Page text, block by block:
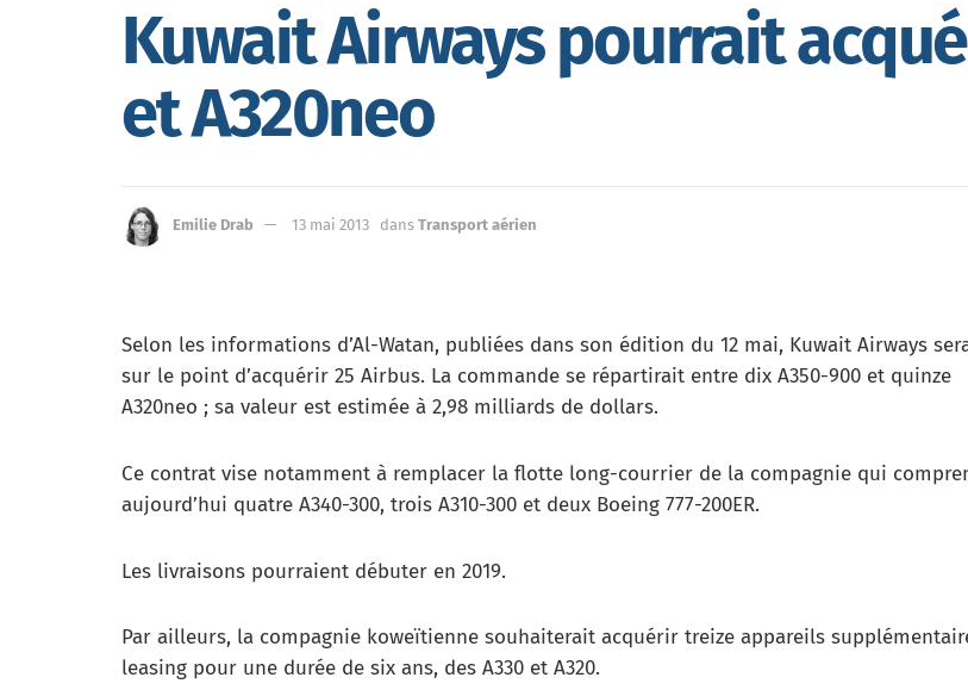
Kuwait Airways pourrait
et A320neo
Emilie Drab 13 mai 2013 dans Transport aérien
Selon les informations d’Al-Watan, publiées dans son édition du 12 mai, Kuwait Airways
sur le point d’acquérir 25 Airbus. La commande se répartirait entre dix A350-900 et quinze
A320neo ; sa valeur est estimée à 2,98 milliards de dollars.
Ce contrat vise notamment à remplacer la flotte long-courrier de la compagnie qui
aujourd’hui quatre A340-300, trois A310-300 et deux Boeing 777-200ER.
Les livraisons pourraient débuter en 2019.
Par ailleurs, la compagnie koweïtienne souhaiterait acquérir treize appareils
leasing pour une durée de six ans, des A330 et A320.